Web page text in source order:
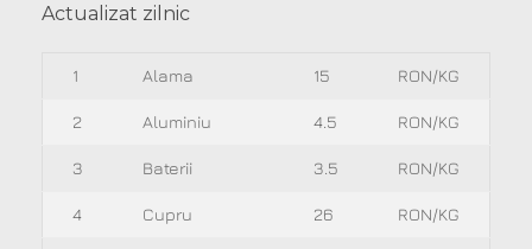
Actualizat zilnic
1 Alama 15 RON/KG
2 Aluminiu 4.5 RON/KG
3 Baterii 3.5 RON/KG
4 Cupru 26 RON/KG